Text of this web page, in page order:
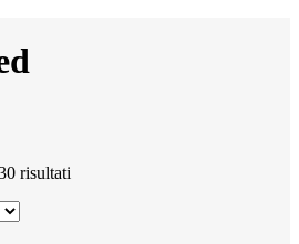
risultati